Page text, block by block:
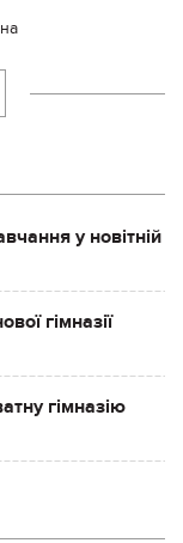
у новітній
гімназії
гімназію